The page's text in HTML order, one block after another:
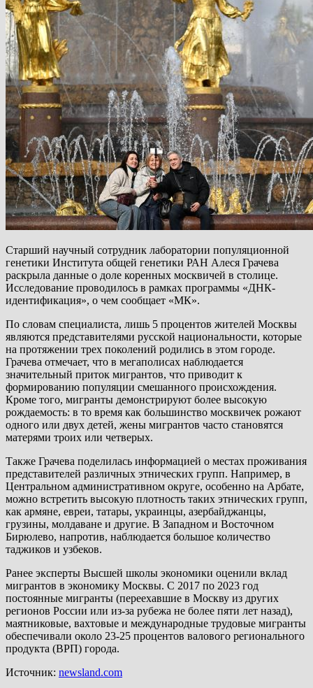
Старший научный сотрудник лаборатории популяционной
генетики Института общей генетики РАН Алеся Грачева
раскрыла данные о доле коренных москвичей в столице.
Исследование проводилось в рамках программы «ДНК-
идентификация», о чем сообщает «МК».
По словам специалиста, лишь 5 процентов жителей Москвы
являются представителями русской национальности, которые
на протяжении трех поколений родились в этом городе.
Грачева отмечает, что в мегаполисах наблюдается
значительный приток мигрантов, что приводит к
формированию популяции смешанного происхождения.
Кроме того, мигранты демонстрируют более высокую
рождаемость: в то время как большинство москвичек рожают
одного или двух детей, жены мигрантов часто становятся
матерями троих или четверых.
Также Грачева поделилась информацией о местах проживания
представителей различных этнических групп. Например, в
Центральном административном округе, особенно на Арбате,
можно встретить высокую плотность таких этнических групп,
как армяне, евреи, татары, украинцы, азербайджанцы,
грузины, молдаване и другие. В Западном и Восточном
Бирюлево, напротив, наблюдается большое количество
таджиков и узбеков.
Ранее эксперты Высшей школы экономики оценили вклад
мигрантов в экономику Москвы. С 2017 по 2023 год
постоянные мигранты (переехавшие в Москву из других
регионов России или из-за рубежа не более пяти лет назад),
маятниковые, вахтовые и международные трудовые мигранты
обеспечивали около 23-25 процентов валового регионального
продукта (ВРП) города.
Источник: newsland.com